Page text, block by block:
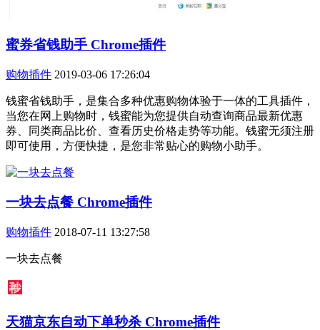
蜜券省钱助手 Chrome插件
购物插件 2019-03-06 17:26:04
钱蜜省钱助手，是集合多种优惠购物体验于一体的工具插件，
当您在网上购物时，钱蜜能为您提供自动查询商品最新优惠
券、同类商品比价、查看历史价格走势等功能。钱蜜无须注册
即可使用，方便快捷，是您非常贴心的购物小助手。
一块去点餐 Chrome插件
购物插件 2018-07-11 13:27:58
一块去点餐
天猫京东自动下单秒杀 Chrome插件